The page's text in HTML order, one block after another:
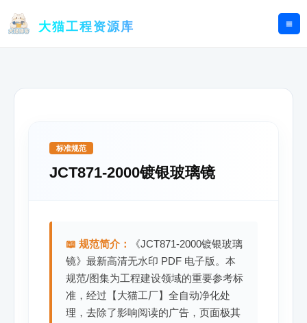
大猫工程资源库
标准规范
JCT871-2000镀银玻璃镜
📖 规范简介：
《JCT871-2000镀银玻璃
镜》最新高清无水印 PDF 电子版。本
规范/图集为工程建设领域的重要参考标
准，经过【大猫工厂】全自动净化处
理，去除了影响阅读的广告，页面极其